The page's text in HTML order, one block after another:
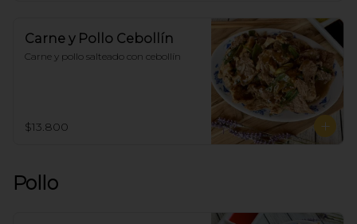
Carne y Pollo Cebollín
Carne y pollo salteado con cebollín
$13.800
Pollo